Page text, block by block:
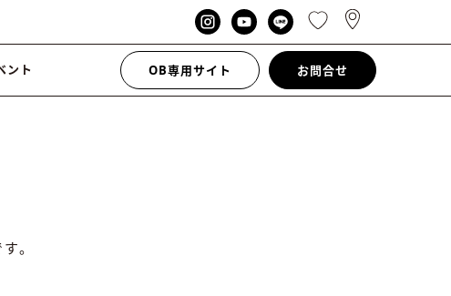
ント OB専用サイト お問合せ
。